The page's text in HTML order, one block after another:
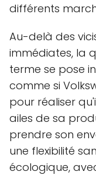
différents
Au-delà des
immédiates, la
terme se pose
comme si
pour réaliser
ailes de sa
prendre son
une flexibilité
écologique,